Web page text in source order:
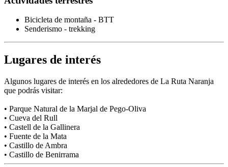
Bicicleta de montaña - BTT
Senderismo - trekking
Lugares de interés
Algunos lugares de interés en los alrededores de La Ruta Naranja
que podrás visitar:
• Parque Natural de la Marjal de Pego-Oliva
• Cueva del Rull
• Castell de la Gallinera
• Fuente de la Mata
• Castillo de Ambra
• Castillo de Benirrama